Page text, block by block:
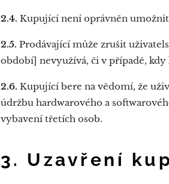
2.4. Kupující není oprávněn
2.5. Prodávající může zrušit
období] nevyužívá, či v případě,
2.6. Kupující bere na vědomí, že
údržbu hardwarového a
vybavení třetích osob.
3. Uzavření